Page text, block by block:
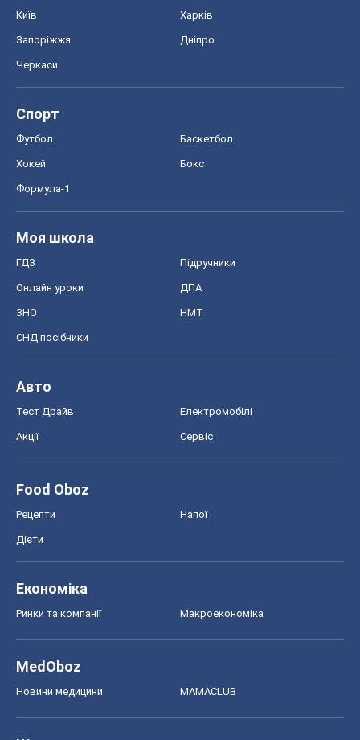
Київ Харків
Запоріжжя Дніпро
Черкаси
Спорт
Футбол Баскетбол
Хокей Бокс
Формула-1
Моя школа
ГДЗ Підручники
Онлайн уроки ДПА
ЗНО НМТ
СНД посібники
Авто
Тест Драйв Електромобілі
Акції Сервіс
Food Oboz
Рецепти Напої
Дієти
Економіка
Ринки та компанії Макроекономіка
MedOboz
Новини медицини MAMACLUB